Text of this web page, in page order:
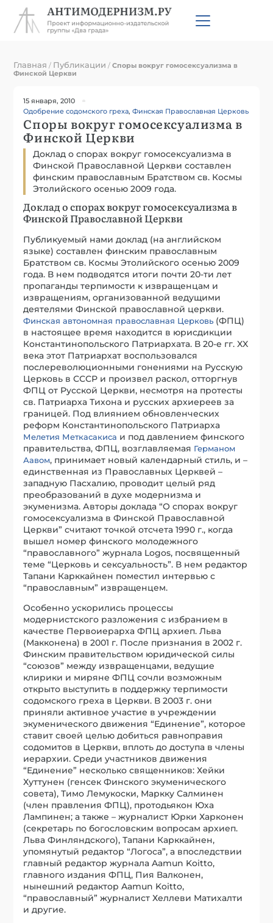
Главная / Публикации /Споры вокруг гомосексуализма в
Финской Церкви
15 января, 2010
Одобрение содомского греха,Финская Православная Церковь
Споры вокруг гомосексуализма в
Финской Церкви
Доклад о спорах вокруг гомосексуализма в
Финской Православной Церкви составлен
финским православным Братством св. Космы
Этолийского осенью 2009 года.
Доклад о спорах вокруг гомосексуализма в
Финской Православной Церкви
Публикуемый нами доклад (на английском
языке) составлен финским православным
Братством св. Космы Этолийского осенью 2009
года. В нем подводятся итоги почти 20-ти лет
пропаганды терпимости к извращенцам и
извращениям, организованной ведущими
деятелями Финской православной церкви.
Финская автономная православная Церковь (ФПЦ)
в настоящее время находится в юрисдикции
Константинопольского Патриархата. В 20-е гг. XX
века этот Патриархат воспользовался
послереволюционными гонениями на Русскую
Церковь в СССР и произвел раскол, отторгнув
ФПЦ от Русской Церкви, несмотря на протесты
св. Патриарха Тихона и русских архиереев за
границей. Под влиянием обновленческих
реформ Константинопольского Патриарха
Мелетия Меткасакиса и под давлением финского
правительства, ФПЦ, возглавляемая Германом
Аавом, принимает новый календарный стиль, и –
единственная из Православных Церквей –
западную Пасхалию, проводит целый ряд
преобразований в духе модернизма и
экуменизма. Авторы доклада “О спорах вокруг
гомосексуализма в Финской Православной
Церкви” считают точкой отсчета 1990 г., когда
вышел номер финского молодежного
“православного” журнала Logos, посвященный
теме “Церковь и сексуальность”. В нем редактор
Тапани Карккайнен поместил интервью с
“православным” извращенцем.
Особенно ускорились процессы
модернистского разложения с избранием в
качестве Первоиерарха ФПЦ архиеп. Льва
(Макконена) в 2001 г. После признания в 2002 г.
Финским правительством юридической силы
“союзов” между извращенцами, ведущие
клирики и миряне ФПЦ сочли возможным
открыто выступить в поддержку терпимости
содомского греха в Церкви. В 2003 г. они
приняли активное участие в учреждении
экуменического движения “Единение”, которое
ставит своей целью добиться равноправия
содомитов в Церкви, вплоть до доступа в члены
иерархии. Среди участников движения
“Единение” несколько священников: Хейки
Хуттунен (генсек Финского экуменического
совета), Тимо Лемукоски, Маркку Салминен
(член правления ФПЦ), протодьякон Юха
Лампинен; а также – журналист Юрки Харконен
(секретарь по богословским вопросам архиеп.
Льва Финляндского), Тапани Карккайнен,
упомянутый редактор “Логоса”, а впоследствии
главный редактор журнала Aamun Koitto,
главного издания ФПЦ, Пия Валконен,
нынешний редактор Aamun Koitto,
“православный” журналист Хеллеви Матихалти
и другие.